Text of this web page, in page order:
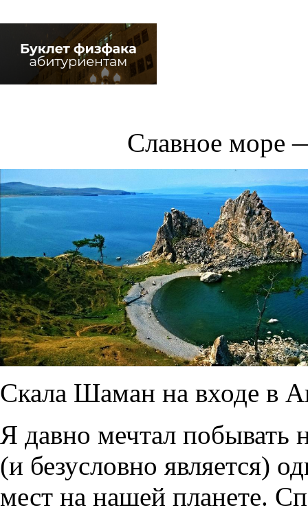
Славное море
Скала Шаман на входе в
Я давно мечтал побывать
(и безусловно является)
мест на нашей планете.